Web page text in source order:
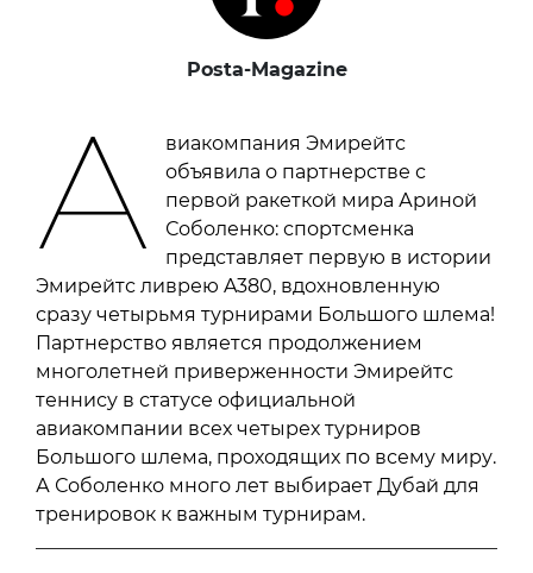
Posta-Magazine
А
виакомпания Эмирейтс
объявила о партнерстве с
первой ракеткой мира Ариной
Соболенко: спортсменка
представляет первую в истории
Эмирейтс ливрею A380, вдохновленную
сразу четырьмя турнирами Большого шлема!
Партнерство является продолжением
многолетней приверженности Эмирейтс
теннису в статусе официальной
авиакомпании всех четырех турниров
Большого шлема, проходящих по всему миру.
А Соболенко много лет выбирает Дубай для
тренировок к важным турнирам.